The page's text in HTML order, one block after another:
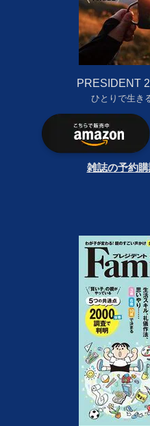
PRESIDENT
ひとりで生き
雑誌の予約